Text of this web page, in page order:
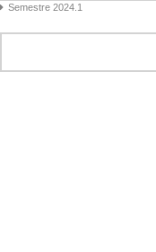
Semestre 2024.1